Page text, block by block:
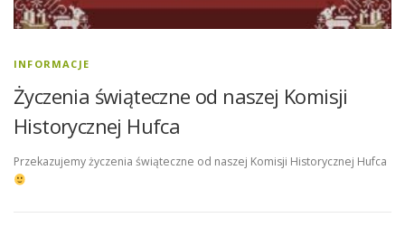
INFORMACJE
Życzenia świąteczne od naszej Komisji
Historycznej Hufca
Przekazujemy życzenia świąteczne od naszej Komisji Historycznej Hufca